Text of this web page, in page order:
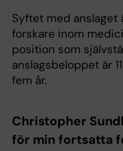
Syftet med anslaget
forskare inom
position som
anslagsbeloppet är
fem år.
Christopher
för min fortsatta